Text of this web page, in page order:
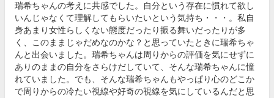
瑞希ちゃんの考えに共感でした。自分という存在に慣れて欲し
いんじゃなくて理解してもらいたいという気持ち・・・。私自
身あまり女性らしくない態度だったり振る舞いだったりが多
く、このままじゃだめなのかな？と思っていたときに瑞希ちゃ
んと出会いました。瑞希ちゃんは周りからの評価を気にせずに
ありのままの自分をさらけだしていて、そんな瑞希ちゃんに憧
れていました。でも、そんな瑞希ちゃんもやっぱり心のどこか
で周りからの冷たい視線や好奇の視線を気にしているんだと思